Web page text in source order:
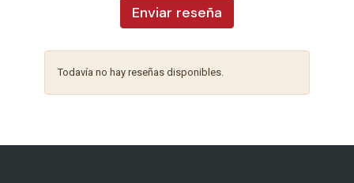
Enviar reseña
Todavía no hay reseñas disponibles.